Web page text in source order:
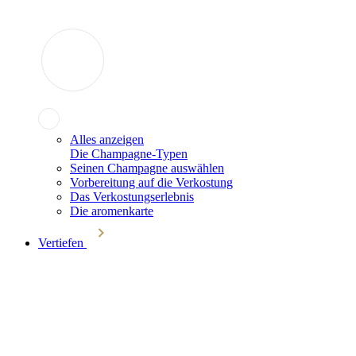
Alles anzeigen
Die Champagne-Typen
Seinen Champagne auswählen
Vorbereitung auf die Verkostung
Das Verkostungserlebnis
Die aromenkarte
Vertiefen